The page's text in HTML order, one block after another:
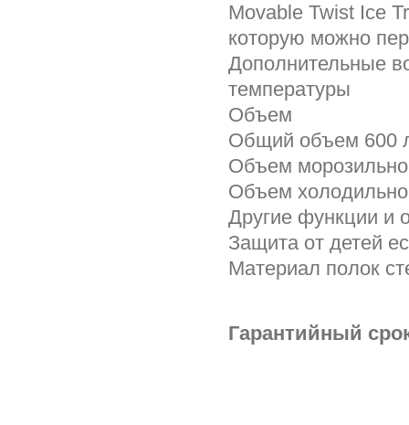
Movable Twist Ice
которую можно
Дополнительные
температуры
Объем
Общий объем 600
Объем
Объем
Другие функции и
Защита от детей
Материал полок
Гарантийный